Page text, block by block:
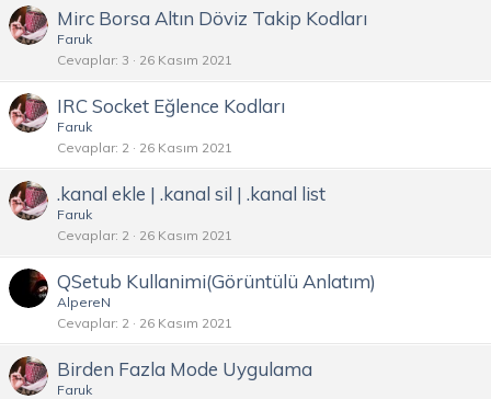
Mirc Borsa Altın Döviz Takip Kodları
Faruk
Cevaplar 3 26 Kasım 2021
IRC Socket Eğlence Kodları
Faruk
Cevaplar 2 26 Kasım 2021
.kanal ekle | .kanal sil | .kanal list
Faruk
Cevaplar 2 26 Kasım 2021
QSetub Kullanimi(Görüntülü Anlatım)
AlpereN
Cevaplar 2 26 Kasım 2021
Birden Fazla Mode Uygulama
Faruk